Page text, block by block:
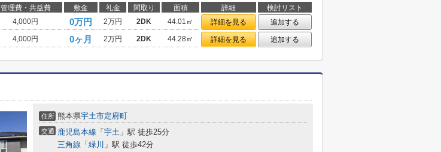
管理費・共益費 敷金 礼金 間取り 面積 詳細
検討リスト
4,000円 0万円 2万円 2DK 44.01㎡ 詳細を見る
追加する
4,000円 0ヶ月 2万円 2DK 44.28㎡ 詳細を見る 追加する
住所 熊本県宇土市定府町
交通 鹿児島本線 「 宇土 」駅 徒歩25分
三角線 「 緑川 」駅 徒歩42分